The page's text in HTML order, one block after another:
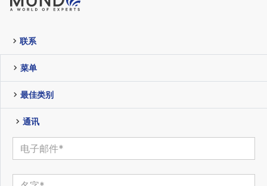
联系
菜单
最佳类别
通讯